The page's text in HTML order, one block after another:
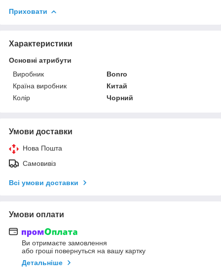
Приховати
Характеристики
Основні атрибути
Виробник
Bonro
Країна виробник
Китай
Колір
Чорний
Умови доставки
Нова Пошта
Самовивіз
Всі умови доставки
Умови оплати
Ви отримаєте замовлення
або гроші повернуться на вашу картку
Детальніше